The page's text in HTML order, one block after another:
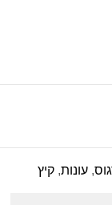
,עונות,קיץ